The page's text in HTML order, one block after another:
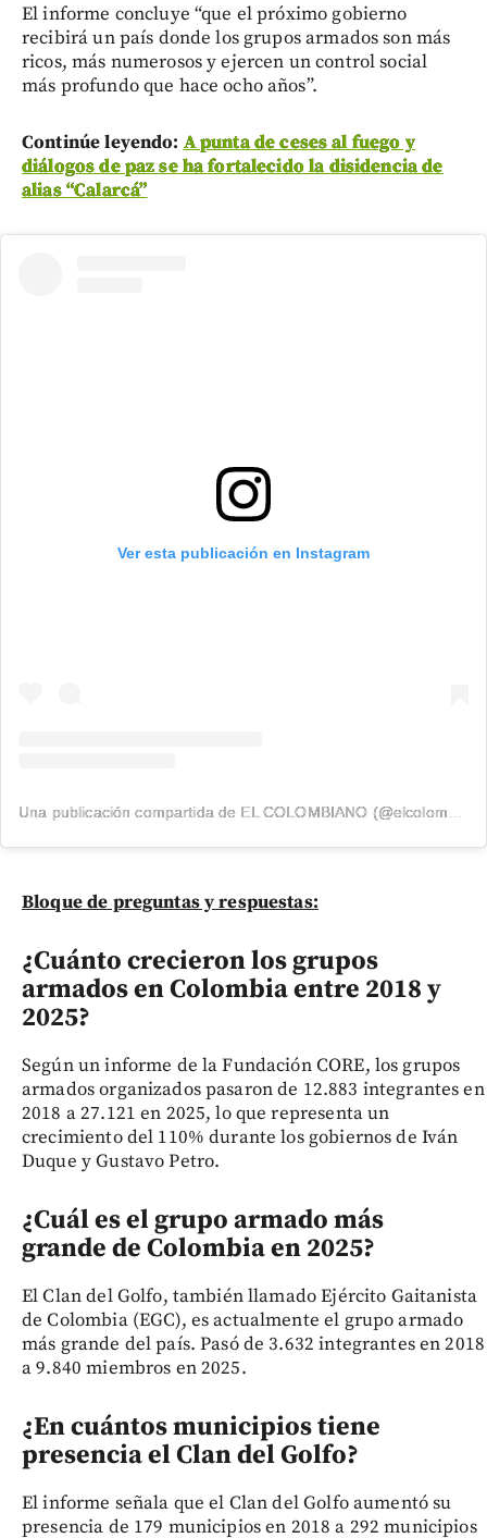
El informe concluye “que el próximo gobierno
recibirá un país donde los grupos armados son más
ricos, más numerosos y ejercen un control social
más profundo que hace ocho años”.
Continúe leyendo: A punta de ceses al fuego y
diálogos de paz se ha fortalecido la disidencia de
alias “Calarcá”
Ver esta publicación en Instagram
Bloque de preguntas y respuestas:
¿Cuánto crecieron los grupos
armados en Colombia entre 2018 y
2025?
Según un informe de la Fundación CORE, los grupos
armados organizados pasaron de 12.883 integrantes en
2018 a 27.121 en 2025, lo que representa un
crecimiento del 110% durante los gobiernos de Iván
Duque y Gustavo Petro.
¿Cuál es el grupo armado más
grande de Colombia en 2025?
El Clan del Golfo, también llamado Ejército Gaitanista
de Colombia (EGC), es actualmente el grupo armado
más grande del país. Pasó de 3.632 integrantes en 2018
a 9.840 miembros en 2025.
¿En cuántos municipios tiene
presencia el Clan del Golfo?
El informe señala que el Clan del Golfo aumentó su
presencia de 179 municipios en 2018 a 292 municipios